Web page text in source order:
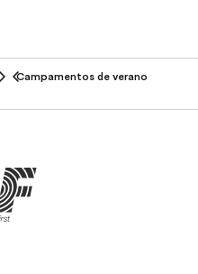
Campamentos de verano